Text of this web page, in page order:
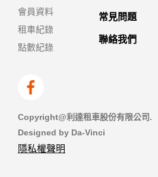
會員資料
租車紀錄
點數紀錄
常見問題
聯絡我們
Copyright@利達租車股份有限公司.
Designed by Da-Vinci
隱私權聲明